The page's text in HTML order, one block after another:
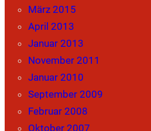
März 2015
April 2013
Januar 2013
November 2011
Januar 2010
September 2009
Februar 2008
Oktober 2007